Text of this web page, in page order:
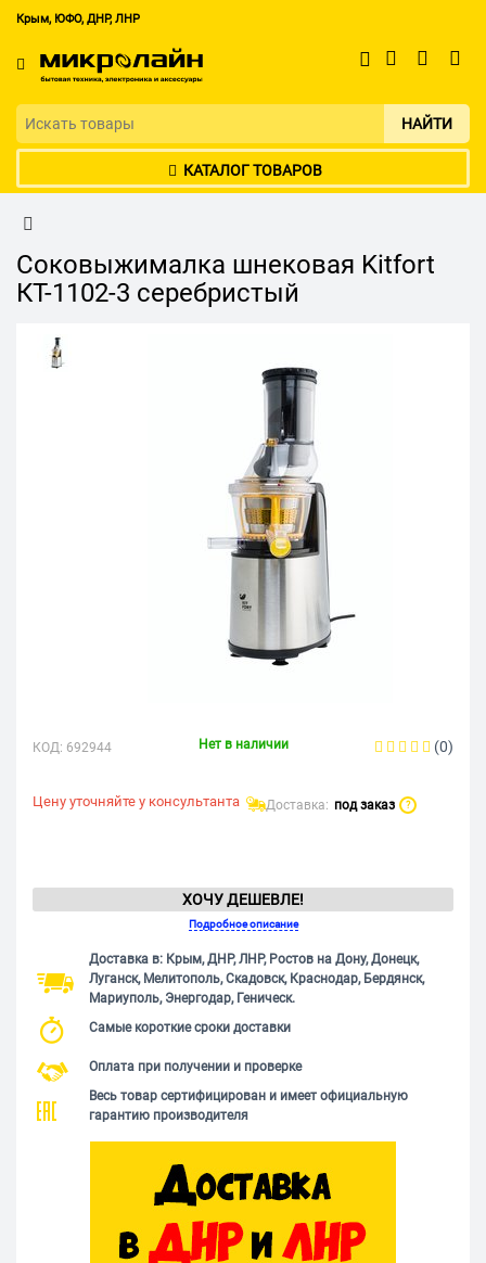
Крым, ЮФО, ДНР, ЛНР
НАЙТИ
КАТАЛОГ ТОВАРОВ
Соковыжималка шнековая Kitfort
КТ-1102-3 серебристый
КОД: 692944 Нет в наличии (0)
Цену уточняйте у консультанта Доставка: под заказ ?
ХОЧУ ДЕШЕВЛЕ!
Подробное описание
Доставка в: Крым, ДНР, ЛНР, Ростов на Дону, Донецк,
Луганск, Мелитополь, Скадовск, Краснодар, Бердянск,
Мариуполь, Энергодар, Геническ.
Самые короткие сроки доставки
Оплата при получении и проверке
Весь товар сертифицирован и имеет официальную
гарантию производителя